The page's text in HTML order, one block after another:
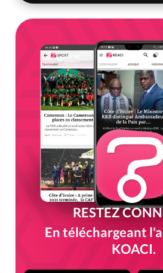
RESTEZ
En téléchargeant
KOACI.